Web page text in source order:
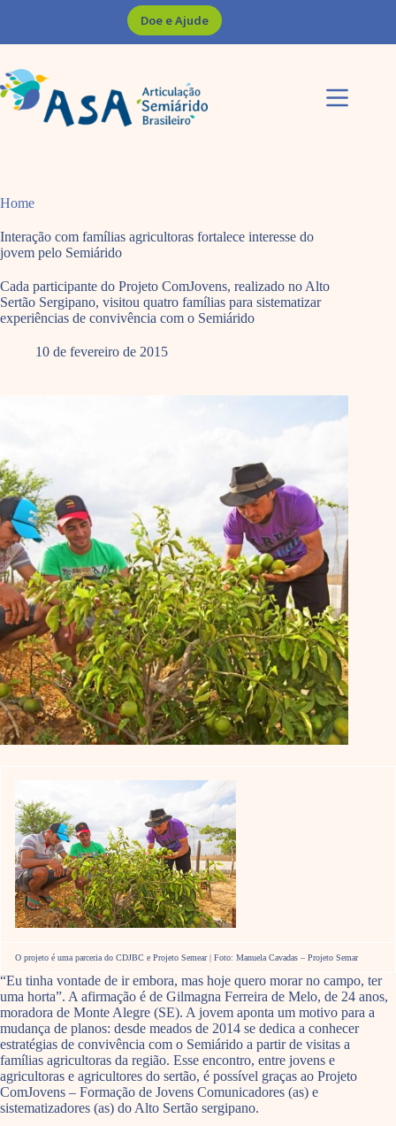
Doe e Ajude
Home
Interação com famílias agricultoras fortalece interesse do
jovem pelo Semiárido
Cada participante do Projeto ComJovens, realizado no Alto
Sertão Sergipano, visitou quatro famílias para sistematizar
experiências de convivência com o Semiárido
10 de fevereiro de 2015
O projeto é uma parceria do CDJBC e Projeto Semear | Foto: Manuela Cavadas – Projeto Semar
“Eu tinha vontade de ir embora, mas hoje quero morar no campo, ter
uma horta”. A afirmação é de Gilmagna Ferreira de Melo, de 24 anos,
moradora de Monte Alegre (SE). A jovem aponta um motivo para a
mudança de planos: desde meados de 2014 se dedica a conhecer
estratégias de convivência com o Semiárido a partir de visitas a
famílias agricultoras da região. Esse encontro, entre jovens e
agricultoras e agricultores do sertão, é possível graças ao Projeto
ComJovens – Formação de Jovens Comunicadores (as) e
sistematizadores (as) do Alto Sertão sergipano.